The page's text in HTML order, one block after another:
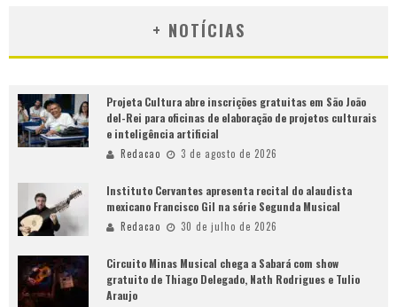
+ NOTÍCIAS
Projeta Cultura abre inscrições gratuitas em São João
del-Rei para oficinas de elaboração de projetos culturais
e inteligência artificial
Redacao 3 de agosto de 2026
Instituto Cervantes apresenta recital do alaudista
mexicano Francisco Gil na série Segunda Musical
Redacao 30 de julho de 2026
Circuito Minas Musical chega a Sabará com show
gratuito de Thiago Delegado, Nath Rodrigues e Tulio
Araujo